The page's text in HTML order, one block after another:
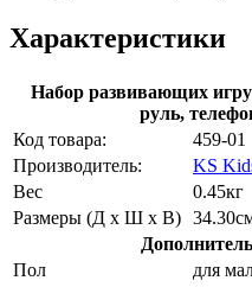
Характеристики
Набор развивающих
руль,
Код товара:
459-01
Производитель:
KS
Вес
0.45кг
Размеры (Д х Ш х В)
Пол
для